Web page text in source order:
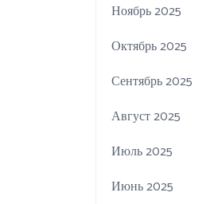
Ноябрь 2025
Октябрь 2025
Сентябрь 2025
Август 2025
Июль 2025
Июнь 2025